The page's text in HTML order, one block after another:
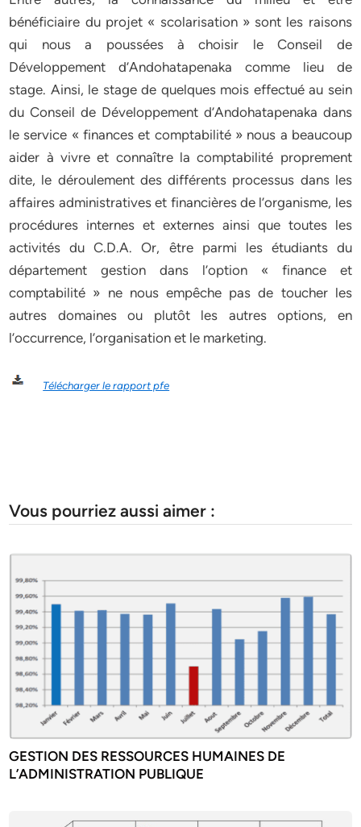
bénéficiaire du projet « scolarisation » sont les raisons
qui nous a poussées à choisir le Conseil de
Développement d’Andohatapenaka comme lieu de
stage. Ainsi, le stage de quelques mois effectué au sein
du Conseil de Développement d’Andohatapenaka dans
le service « finances et comptabilité » nous a beaucoup
aider à vivre et connaître la comptabilité proprement
dite, le déroulement des différents processus dans les
affaires administratives et financières de l’organisme, les
procédures internes et externes ainsi que toutes les
activités du C.D.A. Or, être parmi les étudiants du
département gestion dans l’option « finance et
comptabilité » ne nous empêche pas de toucher les
autres domaines ou plutôt les autres options, en
l’occurrence, l’organisation et le marketing.
Télécharger le rapport pfe
Vous pourriez aussi aimer :
GESTION DES RESSOURCES HUMAINES DE
L’ADMINISTRATION PUBLIQUE